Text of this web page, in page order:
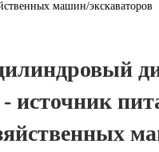
машин/экскаваторов
- источник